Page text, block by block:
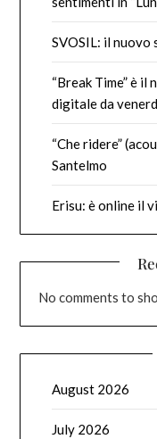
SVOSIL: il nuovo
“Break Time” è
digitale da
“Che ridere”
Santelmo
Erisu: è online il
No comments to
August 2026
July 2026